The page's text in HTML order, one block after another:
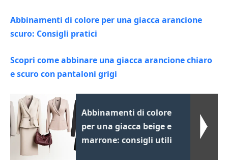
Abbinamenti di colore per una giacca arancione
scuro: Consigli pratici
Scopri come abbinare una giacca arancione chiaro
e scuro con pantaloni grigi
Abbinamenti di colore
per una giacca beige e
marrone: consigli utili